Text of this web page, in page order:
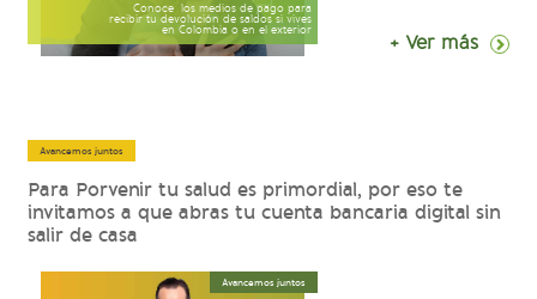
Conoce los medios de pago para
recibir tu devolución de saldos si vives
en Colombia o en el exterior
+ Ver más
Avancemos juntos
Avancemos juntos
Para Porvenir tu salud es primordial, por eso te
invitamos a que abras tu cuenta bancaria digital sin
salir de casa